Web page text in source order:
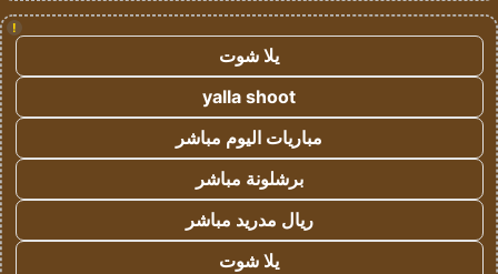
!
يلا شوت
yalla shoot
مباريات اليوم مباشر
برشلونة مباشر
ريال مدريد مباشر
يلا شوت